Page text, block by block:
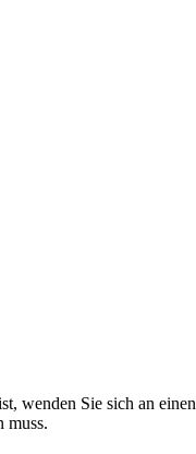
wenden Sie sich an
muss.